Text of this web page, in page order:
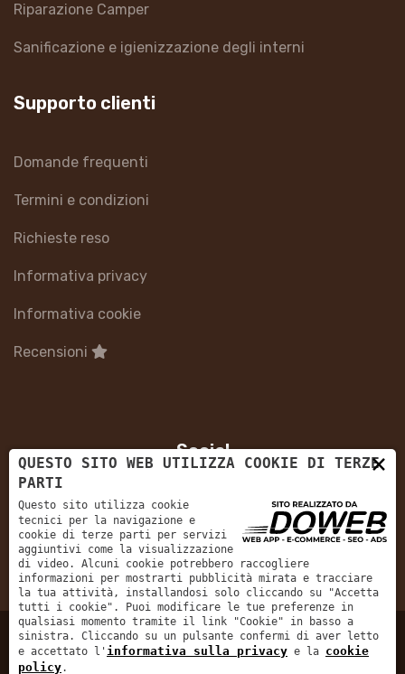
Riparazione Camper
Sanificazione e igienizzazione degli interni
Supporto clienti
Domande frequenti
Termini e condizioni
Richieste reso
Informativa privacy
Informativa cookie
Recensioni
Social
Informativa sulla privacy
5/5
×
QUESTO SITO WEB UTILIZZA COOKIE DI TERZE
PARTI
Questo sito utilizza cookie
tecnici per la navigazione e
cookie di terze parti per servizi
aggiuntivi come la visualizzazione
di video. Alcuni cookie potrebbero raccogliere
informazioni per mostrarti pubblicità mirata e tracciare
la tua attività, installandosi solo cliccando su "Accetta
tutti i cookie". Puoi modificare le tue preferenze in
qualsiasi momento tramite il link "Cookie" in basso a
sinistra. Cliccando su un pulsante confermi di aver letto
e accettato l' informativa sulla privacy e la cookie
policy.